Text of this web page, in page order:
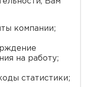
компании;
на работу;
статистики;